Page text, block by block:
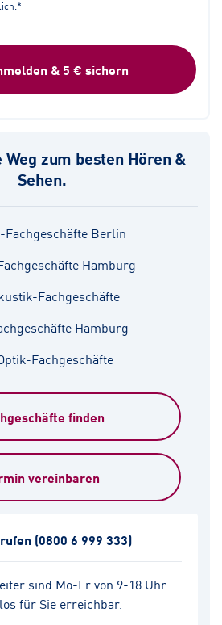
& 5 € sichern
zum besten Hören &
Sehen.
Berlin
Hamburg
Fachgeschäfte
Hamburg
Fachgeschäfte
finden
vereinbaren
sind Mo-Fr von 9-18 Uhr
für Sie erreichbar.
(0800 6 999 333)